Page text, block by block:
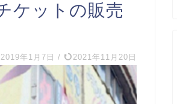
ケットの販売
2019年1月7日 / 2021年11月20日